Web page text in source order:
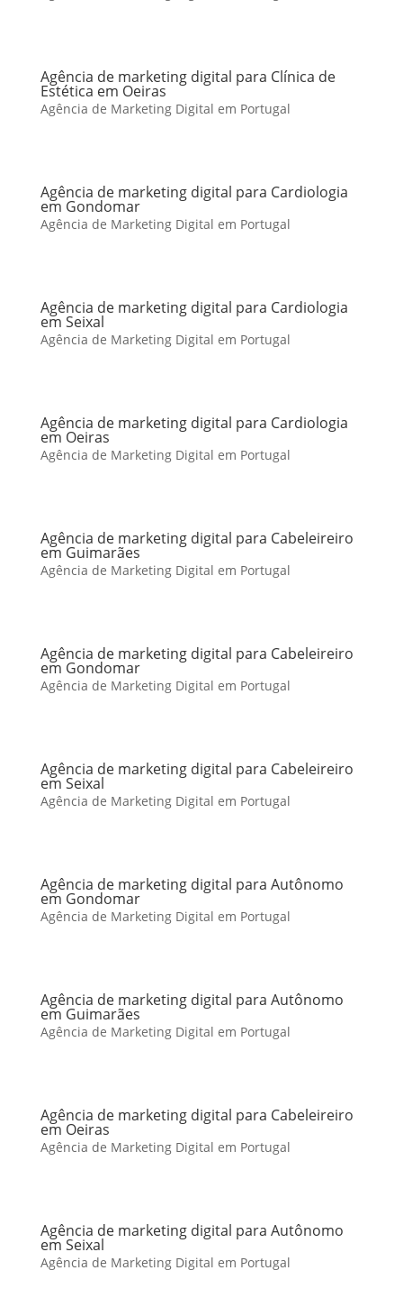
Agência de marketing digital para Clínica de
Estética em Oeiras
Agência de Marketing Digital em Portugal
Agência de marketing digital para Cardiologia
em Gondomar
Agência de Marketing Digital em Portugal
Agência de marketing digital para Cardiologia
em Seixal
Agência de Marketing Digital em Portugal
Agência de marketing digital para Cardiologia
em Oeiras
Agência de Marketing Digital em Portugal
Agência de marketing digital para Cabeleireiro
em Guimarães
Agência de Marketing Digital em Portugal
Agência de marketing digital para Cabeleireiro
em Gondomar
Agência de Marketing Digital em Portugal
Agência de marketing digital para Cabeleireiro
em Seixal
Agência de Marketing Digital em Portugal
Agência de marketing digital para Autônomo
em Gondomar
Agência de Marketing Digital em Portugal
Agência de marketing digital para Autônomo
em Guimarães
Agência de Marketing Digital em Portugal
Agência de marketing digital para Cabeleireiro
em Oeiras
Agência de Marketing Digital em Portugal
Agência de marketing digital para Autônomo
em Seixal
Agência de Marketing Digital em Portugal